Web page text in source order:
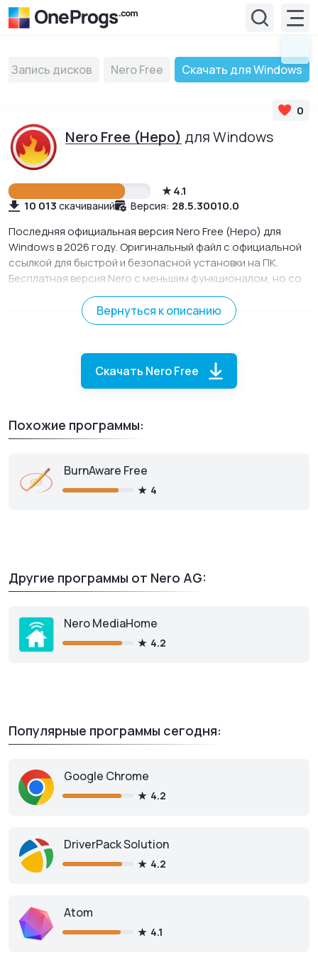
Запись дисков Nero Free Скачать для Windows
Nero Free (Неро) для Windows
0
4.1
10 013 скачиваний Версия: 28.5.30010.0
Последняя официальная версия Nero Free (Неро) для
Windows в 2026 году. Оригинальный файл с официальной
ссылкой для быстрой и безопасной установки на ПК.
Бесплатная версия Nero с меньшим функционалом, но со
всеми необходимыми инструментами для записи и
копирования дисков.Вернуться к описанию
Скачать Nero Free
Похожие программы:
BurnAware Free
4
Другие программы от Nero AG:
Nero MediaHome
4.2
Популярные программы сегодня:
Google Chrome
4.2
DriverPack Solution
4.2
Atom
4.1
Скачать бесплатно